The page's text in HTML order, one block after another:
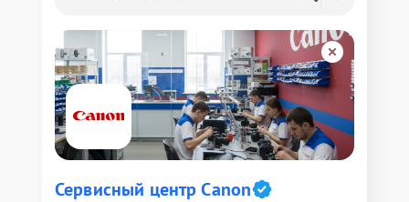
Сервисный центр Canon